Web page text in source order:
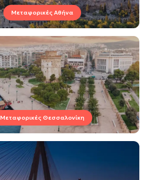
Μεταφορικές Αθήνα
Μεταφορικές Θεσσαλονίκη